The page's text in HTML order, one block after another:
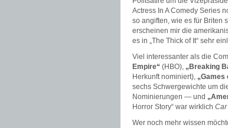
Actress In A Comedy Series
so angiften, wie es für Briten
erscheinen mir die
es in „The Thick of It“ sehr
Viel interessanter als die
Empire“ (HBO), „Breaking
Herkunft nominiert), „Games
sechs Schwergewichte um
Nominierungen — und
Horror Story“ war wirklich Car
Wer noch mehr wissen